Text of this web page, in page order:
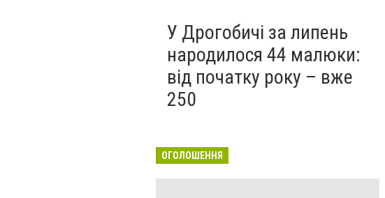
У Дрогобичі за липень
народилося 44 малюки:
від початку року – вже
250
ОГОЛОШЕННЯ